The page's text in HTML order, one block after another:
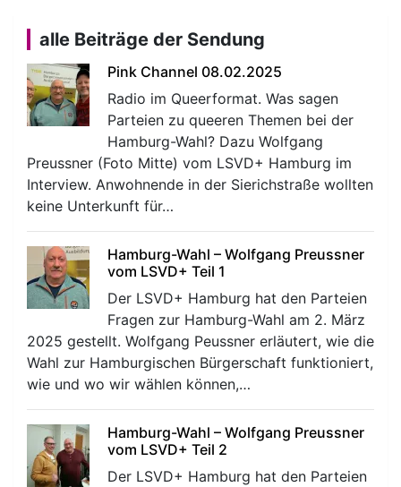
alle Beiträge der Sendung
Pink Channel 08.02.2025
Radio im Queerformat. Was sagen
Parteien zu queeren Themen bei der
Hamburg-Wahl? Dazu Wolfgang
Preussner (Foto Mitte) vom LSVD+ Hamburg im
Interview. Anwohnende in der Sierichstraße wollten
keine Unterkunft für…
Hamburg-Wahl – Wolfgang Preussner
vom LSVD+ Teil 1
Der LSVD+ Hamburg hat den Parteien
Fragen zur Hamburg-Wahl am 2. März
2025 gestellt. Wolfgang Peussner erläutert, wie die
Wahl zur Hamburgischen Bürgerschaft funktioniert,
wie und wo wir wählen können,…
Hamburg-Wahl – Wolfgang Preussner
vom LSVD+ Teil 2
Der LSVD+ Hamburg hat den Parteien